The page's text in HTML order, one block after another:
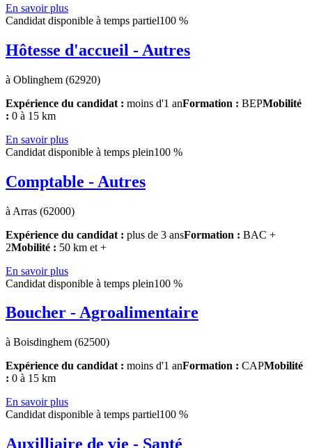
En savoir plus
Candidat disponible à temps partiel100 %
Hôtesse d'accueil - Autres
à Oblinghem (62920)
Expérience du candidat : moins d'1 anFormation : BEPMobilité
: 0 à 15 km
En savoir plus
Candidat disponible à temps plein100 %
Comptable - Autres
à Arras (62000)
Expérience du candidat : plus de 3 ansFormation : BAC +
2Mobilité : 50 km et +
En savoir plus
Candidat disponible à temps plein100 %
Boucher - Agroalimentaire
à Boisdinghem (62500)
Expérience du candidat : moins d'1 anFormation : CAPMobilité
: 0 à 15 km
En savoir plus
Candidat disponible à temps partiel100 %
Auxilliaire de vie - Santé